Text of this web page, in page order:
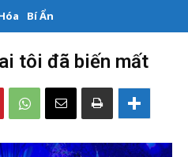
Bí Ẩn
tôi đã biến mất